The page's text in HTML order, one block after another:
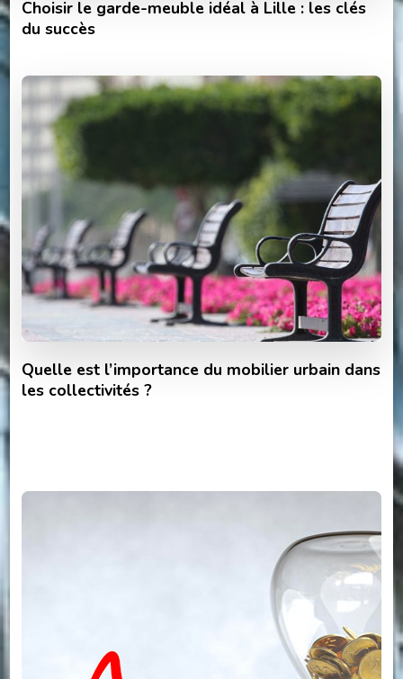
Choisir le garde-meuble idéal à Lille : les clés
du succès
Quelle est l’importance du mobilier urbain dans
les collectivités ?